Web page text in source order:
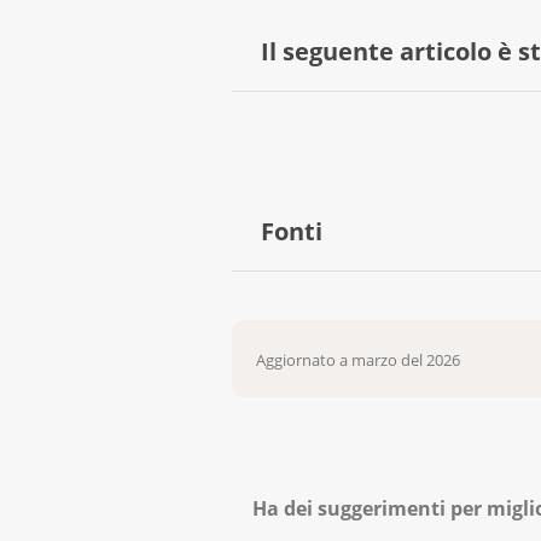
Il seguente articolo è
Fonti
https://flexikon.doccheck.com/
National Cancer Institute.
Aggiornato a marzo del 2026
Ha dei suggerimenti per